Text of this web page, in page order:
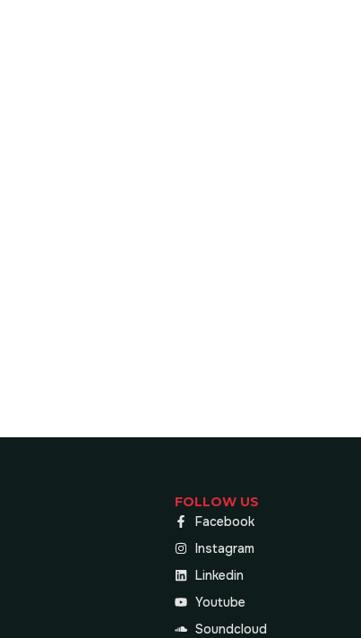
FOLLOW US
Facebook
Instagram
Linkedin
Youtube
Soundcloud